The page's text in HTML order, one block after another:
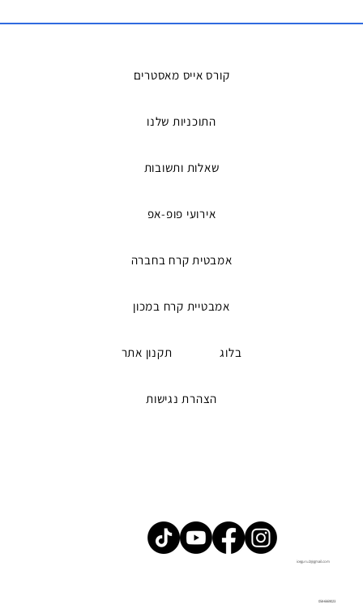
קורס אייס מאסטרים
התוכניות שלנו
שאלות ותשובות
אירועי פופ-אפ
אמבטית קרח בחברה
אמבטיית קרח במכון
בלוג תקנון אתר
הצהרת נגישות
iceguru2@gmail.com
058-6669023